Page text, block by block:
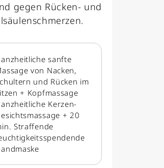
gegen Rücken- und
sanfte
von Nacken,
und Rücken im
+ Kopfmassage
Kerzen-
+ 20
Straffende